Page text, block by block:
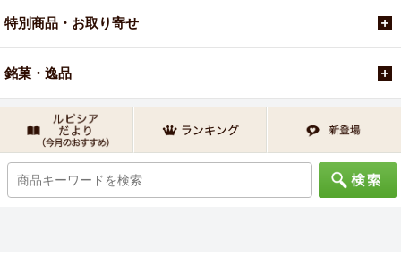
特別商品・お取り寄せ
銘菓・逸品